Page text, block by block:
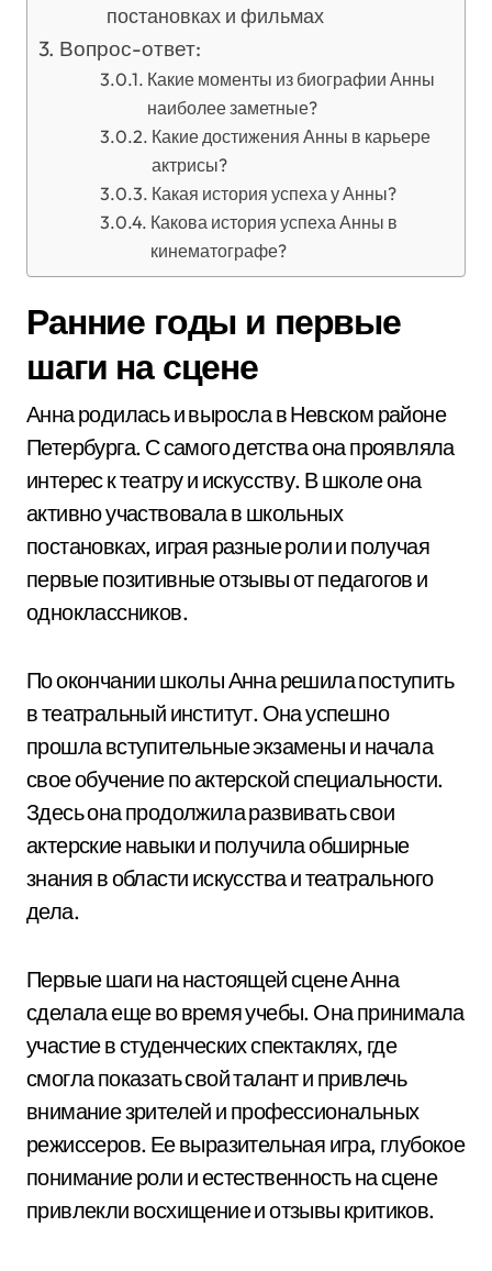
постановках и фильмах
Вопрос-ответ:
Какие моменты из биографии Анны
наиболее заметные?
Какие достижения Анны в карьере
актрисы?
Какая история успеха у Анны?
Какова история успеха Анны в
кинематографе?
Ранние годы и первые
шаги на сцене
Анна родилась и выросла в Невском районе
Петербурга. С самого детства она проявляла
интерес к театру и искусству. В школе она
активно участвовала в школьных
постановках, играя разные роли и получая
первые позитивные отзывы от педагогов и
одноклассников.
По окончании школы Анна решила поступить
в театральный институт. Она успешно
прошла вступительные экзамены и начала
свое обучение по актерской специальности.
Здесь она продолжила развивать свои
актерские навыки и получила обширные
знания в области искусства и театрального
дела.
Первые шаги на настоящей сцене Анна
сделала еще во время учебы. Она принимала
участие в студенческих спектаклях, где
смогла показать свой талант и привлечь
внимание зрителей и профессиональных
режиссеров. Ее выразительная игра, глубокое
понимание роли и естественность на сцене
привлекли восхищение и отзывы критиков.